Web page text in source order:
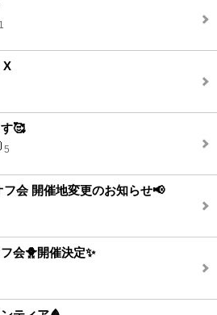
1
X
🥰
5
会 開催地変更のお知らせ📢
会🐥開催決定✨